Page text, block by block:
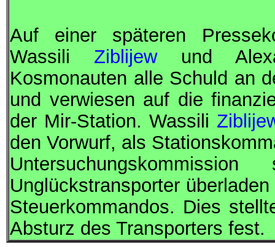
Auf einer späteren
Wassili Ziblijewund
Kosmonauten alle Schuld an
und verwiesen auf die
der Mir-Station. Wassili
den Vorwurf, als
Unglückstransporter
Steuerkommandos. Dies
Absturz des Transporters fest.